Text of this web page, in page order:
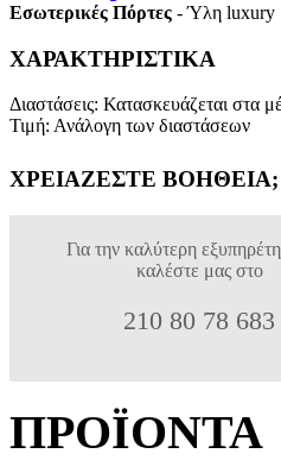
Εσωτερικές Πόρτες - Ύλη luxury
ΧΑΡΑΚΤΗΡΙΣΤΙΚΑ
Διαστάσεις: Κατασκευάζεται στα
Τιμή: Ανάλογη των διαστάσεων
ΧΡΕΙΑΖΕΣΤΕ ΒΟΗΘΕΙΑ;
Για την καλύτερη
καλέστε μας στο
210 80 78 683
ΠΡΟΪΟΝΤΑ